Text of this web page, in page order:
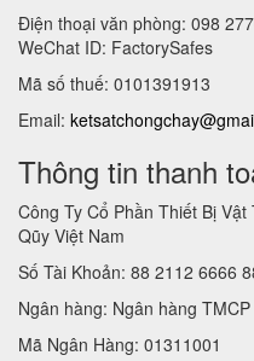
Điện thoại văn phòng: 098
WeChat ID: FactorySafes
Mã số thuế: 0101391913
Email:
Thông tin thanh
Công Ty Cổ Phần Thiết Bị
Qũy Việt Nam
Số Tài Khoản: 88 2112 6666
Ngân hàng: Ngân hàng
Mã Ngân Hàng: 01311001